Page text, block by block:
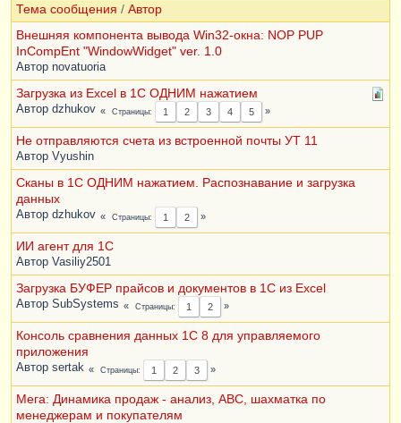
Тема сообщения / Автор
Внешняя компонента вывода Win32-окна: NOP PUP
InCompEnt "WindowWidget" ver. 1.0
Автор novatuoria
Загрузка из Excel в 1С ОДНИМ нажатием
Автор dzhukov Страницы 1 2 3 4 5
Не отправляются счета из встроенной почты УТ 11
Автор Vyushin
Сканы в 1С ОДНИМ нажатием. Распознавание и загрузка
данных
Автор dzhukov Страницы 1 2
ИИ агент для 1С
Автор Vasiliy2501
Загрузка БУФЕР прайсов и документов в 1С из Excel
Автор SubSystems Страницы 1 2
Консоль сравнения данных 1C 8 для управляемого
приложения
Автор sertak Страницы 1 2 3
Мега: Динамика продаж - анализ, АВС, шахматка по
менеджерам и покупателям